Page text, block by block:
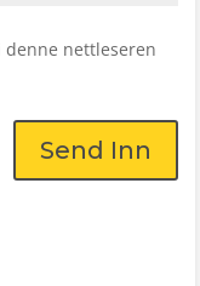
denne nettleseren
Send Inn